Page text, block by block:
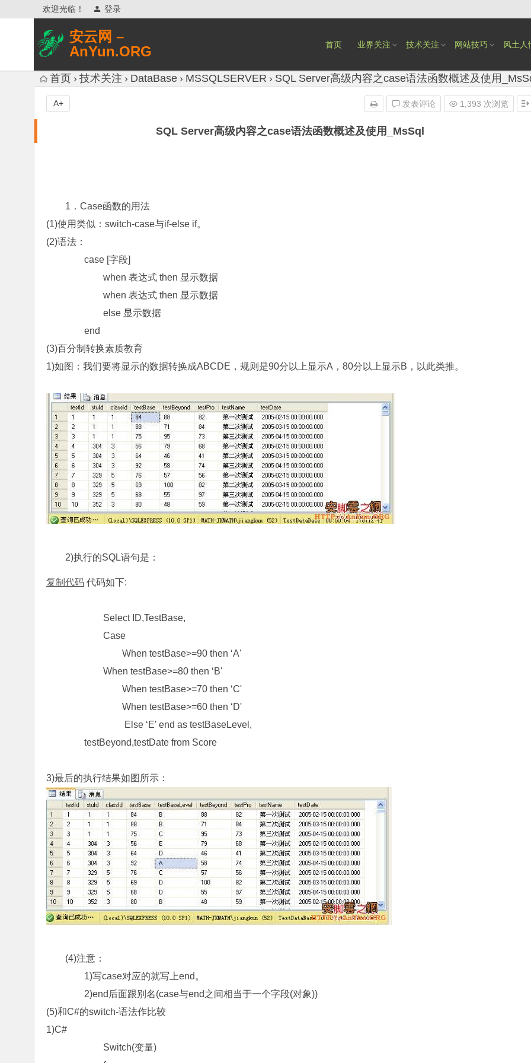
欢迎光临！ 登录
安云网 –
AnYun.ORG
网络安全研究、网络各种猎奇八卦。
首页 业界关注 技术关注 网站技巧 风土人
首页 技术关注 DataBase MSSQLSERVER SQL Server高级内容之case语法函数概述及使用
SQL Server高级内容之case语法函数概述及使用_MsSql
发表评论 1,393 次浏览
A+
1．Case函数的用法
(1)使用类似：switch-case与if-else if。
(2)语法：
case [字段]
when 表达式 then 显示数据
when 表达式 then 显示数据
else 显示数据
end
(3)百分制转换素质教育
1)如图：我们要将显示的数据转换成ABCDE，规则是90分以上显示A，80分以上显示B，以此类推。
2)执行的SQL语句是：
复制代码 代码如下:
Select ID,TestBase,
Case
When testBase>=90 then ‘A'
When testBase>=80 then ‘B'
When testBase>=70 then ‘C'
When testBase>=60 then ‘D'
Else ‘E' end as testBaseLevel,
testBeyond,testDate from Score
3)最后的执行结果如图所示：
(4)注意：
1)写case对应的就写上end。
2)end后面跟别名(case与end之间相当于一个字段(对象))
(5)和C#的switch-语法作比较
1)C#
Switch(变量)